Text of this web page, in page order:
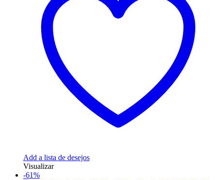
Add a lista de desejos
Visualizar
-61%